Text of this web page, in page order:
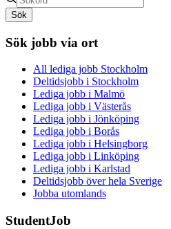
Sök
Sök jobb via ort
All lediga jobb Stockholm
Deltidsjobb i Stockholm
Lediga jobb i Malmö
Lediga jobb i Västerås
Lediga jobb i Jönköping
Lediga jobb i Borås
Lediga jobb i Helsingborg
Lediga jobb i Linköping
Lediga jobb i Karlstad
Deltidsjobb över hela Sverige
Jobba utomlands
StudentJob